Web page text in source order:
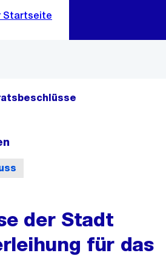
ein
der Stadt
für das